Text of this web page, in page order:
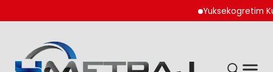
Yuksekogretim